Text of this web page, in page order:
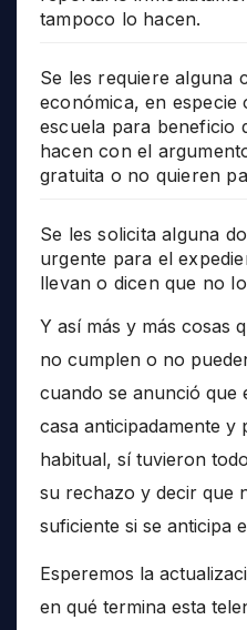
tampoco lo hacen.
Se les requiere alguna
económica, en
escuela para beneficio
hacen con el
gratuita o no quieren
Se les solicita alguna
urgente para el
llevan o dicen que no
Y así más y más cosas
no cumplen o no
cuando se anunció que
casa anticipadamente y
habitual, sí tuvieron
su rechazo y decir que
suficiente si se anticipa
Esperemos la
en qué termina esta